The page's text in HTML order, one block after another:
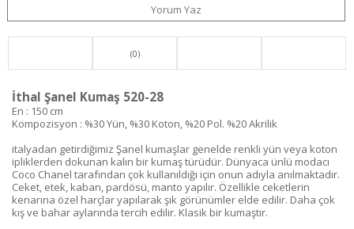
Yorum Yaz
(0)
İthal Şanel Kumaş 520-28
En : 150 cm
Kompozisyon : %30 Yün, %30 Koton, %20 Pol. %20 Akrilik
italyadan getirdiğimiz Şanel kumaşlar genelde renkli yün veya koton
ipliklerden dokunan kalın bir kumaş türüdür. Dünyaca ünlü modacı
Coco Chanel tarafından çok kullanıldığı için onun adıyla anılmaktadır.
Ceket, etek, kaban, pardösü, manto yapılır. Özellikle ceketlerin
kenarına özel harçlar yapılarak şık görünümler elde edilir. Daha çok
kış ve bahar aylarında tercih edilir. Klasik bir kumaştır.